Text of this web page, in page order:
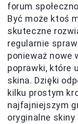
forum
Być może ktoś
skuteczne
regularnie
ponieważ nowe
poprawki, które
skina. Dzięki
kilku prostym
najfajniejszym
oryginalne